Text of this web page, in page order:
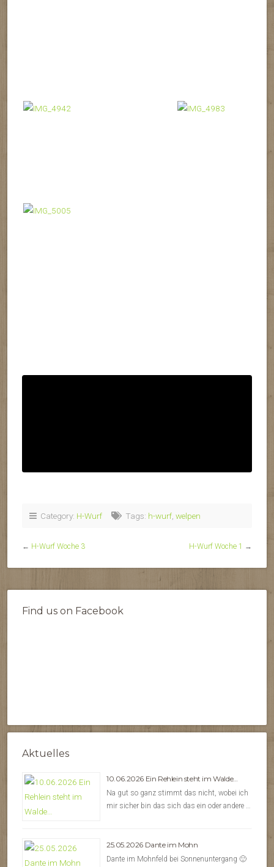
Category: H-Wurf Tags: h-wurf welpen
← H-Wurf Woche 3 H-Wurf Woche 1 →
Find us on Facebook
Aktuelles
10.06.2026 Ein Rehlein steht im Walde…
Na gut so ganz stimmt das nicht, wobei ich
mir sicher bin das sich das ein oder andere …
25.05.2026 Dante im Mohn
Dante im Mohnfeld bei Sonnenuntergang 🙂